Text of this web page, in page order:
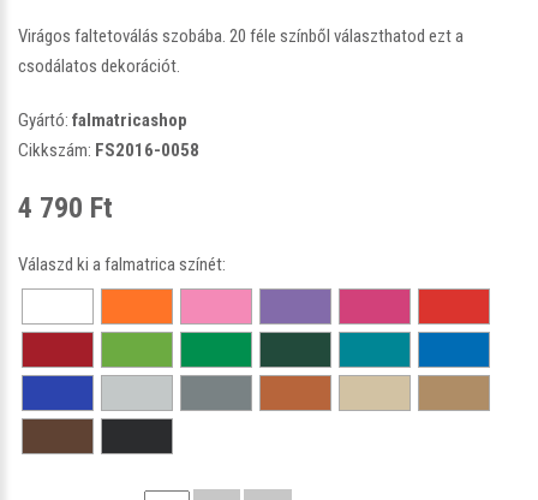
Virágos faltetoválás szobába. 20 féle színből választhatod ezt a
csodálatos dekorációt.
Gyártó: falmatricashop
Cikkszám: FS2016-0058
4 790 Ft
Válaszd ki a falmatrica színét: